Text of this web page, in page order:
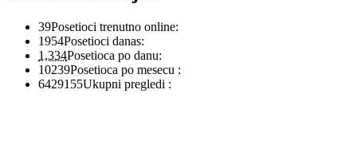
39Posetioci trenutno online:
1954Posetioci danas:
1,334Posetioca po danu:
10239Posetioca po mesecu :
6429155Ukupni pregledi :